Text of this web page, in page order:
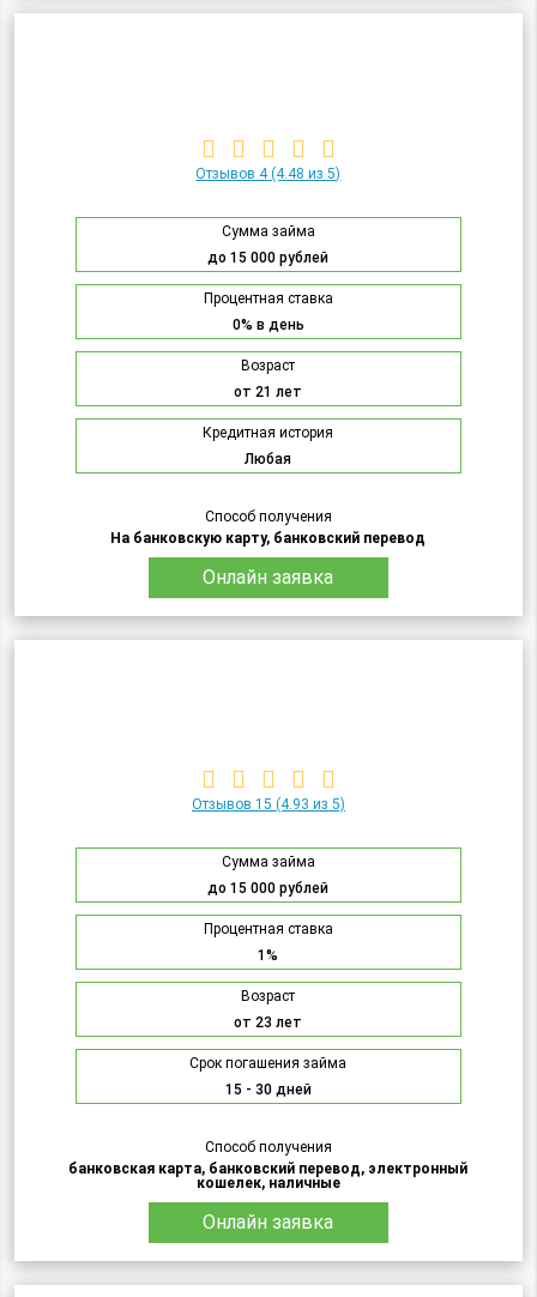
Отзывов 4(4.48 из 5)
Сумма займа
до 15 000 рублей
Процентная ставка
0% в день
Возраст
от 21 лет
Кредитная история
Любая
Способ получения
На банковскую карту, банковский перевод
Онлайн заявка
Отзывов 15 (4.93 из 5)
Сумма займа
до 15 000 рублей
Процентная ставка
1%
Возраст
от 23 лет
Срок погашения займа
15 - 30 дней
Способ получения
банковская карта, банковский перевод, электронный
кошелек, наличные
Онлайн заявка